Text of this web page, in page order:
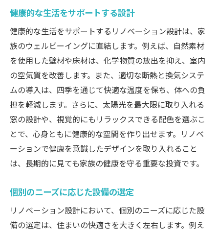
健康的な生活をサポートする設計
健康的な生活をサポートするリノベーション設計は、家
族のウェルビーイングに直結します。例えば、自然素材
を使用した壁材や床材は、化学物質の放出を抑え、室内
の空気質を改善します。また、適切な断熱と換気システ
ムの導入は、四季を通じて快適な温度を保ち、体への負
担を軽減します。さらに、太陽光を最大限に取り入れる
窓の設計や、視覚的にもリラックスできる配色を選ぶこ
とで、心身ともに健康的な空間を作り出せます。リノベ
ーションで健康を意識したデザインを取り入れること
は、長期的に見ても家族の健康を守る重要な投資です。
個別のニーズに応じた設備の選定
リノベーション設計において、個別のニーズに応じた設
備の選定は、住まいの快適さを大きく左右します。例え